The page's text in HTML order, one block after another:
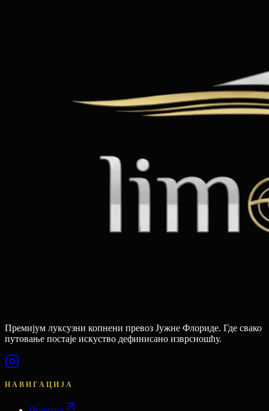
Премијум луксузни копнени превоз Јужне Флориде. Где свако
путовање постаје искуство дефинисано изврсношћу.
НАВИГАЦИЈА